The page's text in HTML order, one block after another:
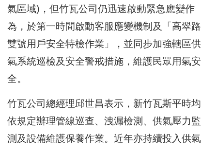
氣區域)，但竹瓦公司仍迅速啟動緊急應變作
為，於第一時間啟動客服應變機制及「高翠路
雙號用戶安全特檢作業」，並同步加強轄區供
氣系統巡檢及安全警戒措施，維護民眾用氣安
全。
竹瓦公司總經理邱世昌表示，新竹瓦斯平時均
依規定辦理管線巡查、洩漏檢測、供氣壓力監
測及設備維護保養作業。近年亦持續投入供氣